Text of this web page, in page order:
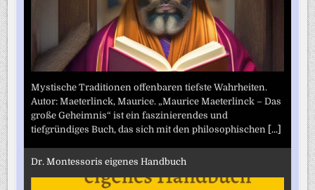
Mystische Traditionen offenbaren tiefste Wahrheiten.
Autor: Maeterlinck, Maurice. „Maurice Maeterlinck – Das
große Geheimnis“ ist ein faszinierendes und
tiefgründiges Buch, das sich mit den philosophischen
[...]
Dr. Montessoris eigenes Handbuch